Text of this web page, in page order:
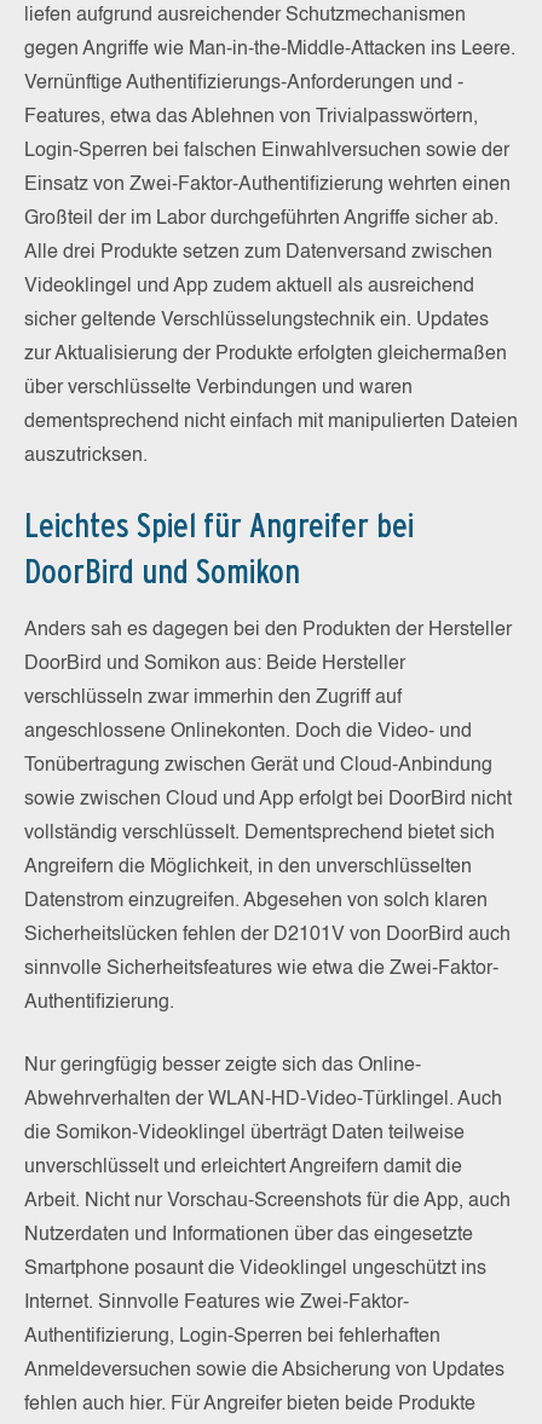
liefen aufgrund ausreichender Schutzmechanismen
gegen Angriffe wie Man-in-the-Middle-Attacken ins Leere.
Vernünftige Authentifizierungs-Anforderungen und -
Features, etwa das Ablehnen von Trivialpasswörtern,
Login-Sperren bei falschen Einwahlversuchen sowie der
Einsatz von Zwei-Faktor-Authentifizierung wehrten einen
Großteil der im Labor durchgeführten Angriffe sicher ab.
Alle drei Produkte setzen zum Datenversand zwischen
Videoklingel und App zudem aktuell als ausreichend
sicher geltende Verschlüsselungstechnik ein. Updates
zur Aktualisierung der Produkte erfolgten gleichermaßen
über verschlüsselte Verbindungen und waren
dementsprechend nicht einfach mit manipulierten Dateien
auszutricksen.
Leichtes Spiel für Angreifer bei
DoorBird und Somikon
Anders sah es dagegen bei den Produkten der Hersteller
DoorBird und Somikon aus: Beide Hersteller
verschlüsseln zwar immerhin den Zugriff auf
angeschlossene Onlinekonten. Doch die Video- und
Tonübertragung zwischen Gerät und Cloud-Anbindung
sowie zwischen Cloud und App erfolgt bei DoorBird nicht
vollständig verschlüsselt. Dementsprechend bietet sich
Angreifern die Möglichkeit, in den unverschlüsselten
Datenstrom einzugreifen. Abgesehen von solch klaren
Sicherheitslücken fehlen der D2101V von DoorBird auch
sinnvolle Sicherheitsfeatures wie etwa die Zwei-Faktor-
Authentifizierung.
Nur geringfügig besser zeigte sich das Online-
Abwehrverhalten der WLAN-HD-Video-Türklingel. Auch
die Somikon-Videoklingel überträgt Daten teilweise
unverschlüsselt und erleichtert Angreifern damit die
Arbeit. Nicht nur Vorschau-Screenshots für die App, auch
Nutzerdaten und Informationen über das eingesetzte
Smartphone posaunt die Videoklingel ungeschützt ins
Internet. Sinnvolle Features wie Zwei-Faktor-
Authentifizierung, Login-Sperren bei fehlerhaften
Anmeldeversuchen sowie die Absicherung von Updates
fehlen auch hier. Für Angreifer bieten beide Produkte